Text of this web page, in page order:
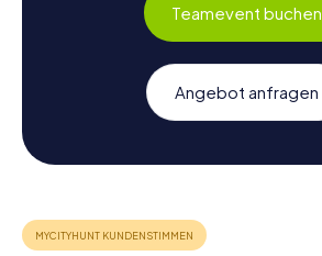
Teamevent buchen
Angebot anfragen